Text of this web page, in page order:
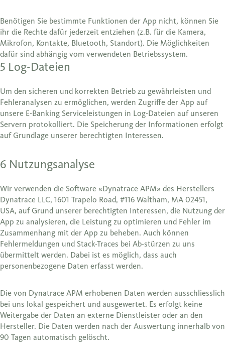
Benötigen Sie bestimmte Funktionen der App nicht, können Sie
ihr die Rechte dafür jederzeit entziehen (z.B. für die Kamera,
Mikrofon, Kontakte, Bluetooth, Standort). Die Möglichkeiten
dafür sind abhängig vom verwendeten Betriebssystem.
5 Log-Dateien
Um den sicheren und korrekten Betrieb zu gewährleisten und
Fehleranalysen zu ermöglichen, werden Zugriffe der App auf
unsere E-Banking Serviceleistungen in Log-Dateien auf unseren
Servern protokolliert. Die Speicherung der Informationen erfolgt
auf Grundlage unserer berechtigten Interessen.
6 Nutzungsanalyse
Wir verwenden die Software «Dynatrace APM» des Herstellers
Dynatrace LLC, 1601 Trapelo Road, #116 Waltham, MA 02451,
USA, auf Grund unserer berechtigten Interessen, die Nutzung der
App zu analysieren, die Leistung zu optimieren und Fehler im
Zusammenhang mit der App zu beheben. Auch können
Fehlermeldungen und Stack-Traces bei Ab-stürzen zu uns
übermittelt werden. Dabei ist es möglich, dass auch
personenbezogene Daten erfasst werden.
Die von Dynatrace APM erhobenen Daten werden ausschliesslich
bei uns lokal gespeichert und ausgewertet. Es erfolgt keine
Weitergabe der Daten an externe Dienstleister oder an den
Hersteller. Die Daten werden nach der Auswertung innerhalb von
90 Tagen automatisch gelöscht.